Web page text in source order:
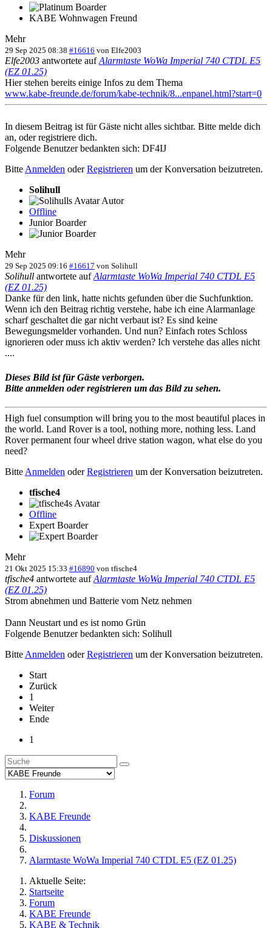
KABE Wohnwagen Freund
Mehr
29 Sep 2025 08:38 #16616 von Elfe2003
Elfe2003 antwortete aufAlarmtaste WoWa Imperial 740 CTDL E5
(EZ 01.25)
Hier stehen bereits einige Infos zu dem Thema
www.kabe-freunde.de/forum/kabe-technik/8...enpanel.html?start=0
In diesem Beitrag ist für Gäste nicht alles sichtbar. Bitte melde dich
an, oder registriere dich.
Folgende Benutzer bedankten sich: DF4IJ
BitteAnmelden oderRegistrieren um der Konversation beizutreten.
Solihull
Autor
Offline
Junior Boarder
Mehr
29 Sep 2025 09:16 #16617 von Solihull
Solihull antwortete aufAlarmtaste WoWa Imperial 740 CTDL E5
(EZ 01.25)
Danke für den link, hatte nichts gefunden über die Suchfunktion.
Wenn ich den Beitrag richtig verstehe, habe ich eine Alarmanlage
scharf geschaltet die gar nicht verbaut ist? Es sind keine
Bewegungsmelder vorhanden. Und nun? Einfach rotes Schloss
ignorieren oder muss ich aktiv werden? Ich verstehe das alles nicht
....
Dieses Bild ist für Gäste verborgen.
Bitte anmelden oder registrieren um das Bild zu sehen.
High fuel consumption will bring you to the most beautiful places in
the world. Land Rover is a tool, nothing more, nothing less. Land
Rover permanent four wheel drive station wagon, what else do you
need?
Bitte Anmelden oderRegistrieren um der Konversation beizutreten.
tfische4
Offline
Expert Boarder
Mehr
21 Okt 2025 15:33 #16890 von tfische4
tfische4 antwortete aufAlarmtaste WoWa Imperial 740 CTDL E5
(EZ 01.25)
Strom abnehmen und Batterie vom Netz nehmen
Dann Neustart und es ist nomo Grün
Folgende Benutzer bedankten sich: Solihull
Bitte Anmelden oderRegistrieren um der Konversation beizutreten.
Start
Zurück
1
Weiter
Ende
1
Forum
KABE Freunde
Diskussionen
Alarmtaste WoWa Imperial 740 CTDL E5 (EZ 01.25)
Aktuelle Seite:
Startseite
Forum
KABE Freunde
KABE & Technik